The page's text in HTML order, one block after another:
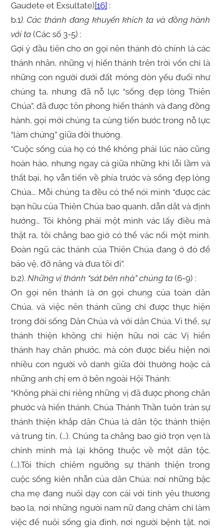
Gaudete et Exsultate)[16] :
b.1). Các thánh đang khuyến khích ta và đồng hành
với ta(Các số 3-5) :
Gợi ý đầu tiên cho ơn gọi nên thánh đó chính là các
thánh nhân, những vị hiển thánh trên trời vốn chỉ là
những con người dưới đất mỏng dòn yếu đuối như
chúng ta, nhưng đã nỗ lực “sống đẹp lòng Thiên
Chúa”, đã được tôn phong hiển thánh và đang đồng
hành, gọi mời chúng ta cùng tiến bước trong nỗ lực
“làm chứng” giữa đời thường.
“Cuộc sống của họ có thể không phải lúc nào cũng
hoàn hảo, nhưng ngay cả giữa những khi lỗi lầm và
thất bại, họ vẫn tiến về phía trước và sống đẹp lòng
Chúa…. Mỗi chúng ta đều có thể nói mình “được các
bạn hữu của Thiên Chúa bao quanh, dẫn dắt và định
hướng… Tôi không phải một mình vác lấy điều mà
thật ra, tôi chẳng bao giờ có thể vác nổi một mình.
Đoàn ngũ các thánh của Thiên Chúa đang ở đó để
bảo vệ, đỡ nâng và đưa tôi đi”.
b.2). Những vị thánh “sát bên nhà” chúng ta(6-9) :
Ơn gọi nên thánh là ơn gọi chung của toàn dân
Chúa, và việc nên thánh cũng chỉ được thực hiện
trong đời sống Dân Chúa và với dân Chúa. Vì thế, sự
thánh thiện không chỉ hiện hữu nơi các Vị hiển
thánh hay chân phước, mà còn được biểu hiện nơi
nhiều con người vô danh giữa đời thường hoặc cả
những anh chị em ở bên ngoài Hội Thánh:
“Không phải chỉ riêng những vị đã được phong chân
phước và hiển thánh. Chúa Thánh Thần tuôn tràn sự
thánh thiện khắp dân Chúa là dân tộc thánh thiện
và trung tín, (…). Chúng ta chẳng bao giờ trọn vẹn là
chính mình mà lại không thuộc về một dân tộc.
(…).Tôi thích chiêm ngưỡng sự thánh thiện trong
cuộc sống kiên nhẫn của dân Chúa: nơi những bậc
cha mẹ đang nuôi dạy con cái với tình yêu thương
bao la, nơi những người nam nữ đang chăm chỉ làm
việc để nuôi sống gia đình, nơi người bệnh tật, nơi